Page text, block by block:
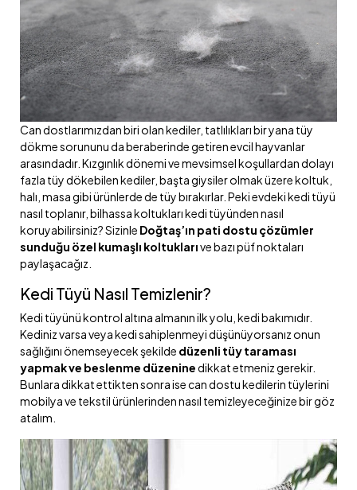
Can dostlarımızdan biri olan kediler, tatlılıkları bir yana tüy
dökme sorununu da beraberinde getiren evcil hayvanlar
arasındadır. Kızgınlık dönemi ve mevsimsel koşullardan dolayı
fazla tüy dökebilen kediler, başta giysiler olmak üzere koltuk,
halı, masa gibi ürünlerde de tüy bırakırlar. Peki evdeki kedi tüyü
nasıl toplanır, bilhassa koltukları kedi tüyünden nasıl
koruyabilirsiniz? Sizinle Doğtaş’ın pati dostu çözümler
sunduğu özel kumaşlı koltuklarıve bazı püf noktaları
paylaşacağız.
Kedi Tüyü Nasıl Temizlenir?
Kedi tüyünü kontrol altına almanın ilk yolu, kedi bakımıdır.
Kediniz varsa veya kedi sahiplenmeyi düşünüyorsanız onun
sağlığını önemseyecek şekilde düzenli tüy taraması
yapmak ve beslenme düzeninedikkat etmeniz gerekir.
Bunlara dikkat ettikten sonra ise can dostu kedilerin tüylerini
mobilya ve tekstil ürünlerinden nasıl temizleyeceğinize bir göz
atalım.